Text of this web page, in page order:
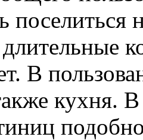
поселиться
В
кухня.